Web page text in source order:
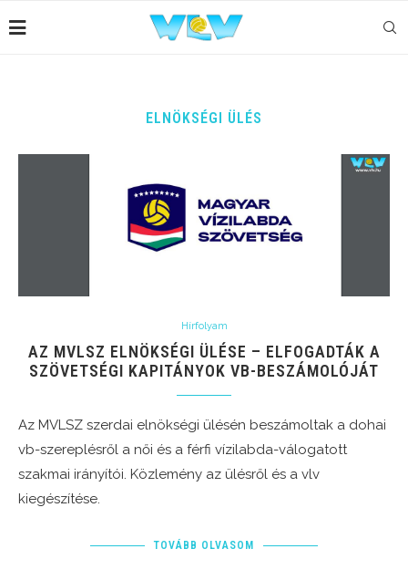
ELNÖKSÉGI ÜLÉS
Hírfolyam
AZ MVLSZ ELNÖKSÉGI ÜLÉSE – ELFOGADTÁK A
SZÖVETSÉGI KAPITÁNYOK VB-BESZÁMOLÓJÁT
Az MVLSZ szerdai elnökségi ülésén beszámoltak a dohai
vb-szereplésről a női és a férfi vízilabda-válogatott
szakmai irányítói. Közlemény az ülésről és a vlv
kiegészítése.
TOVÁBB OLVASOM